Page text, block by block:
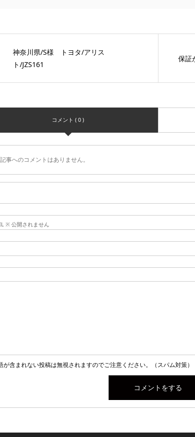
神奈川県/S様 トヨタ/アリス
ト/JZS161
保証
コメント ( 0 )
事へのコメントはありません。
E-MAIL ※ 公開されません
が含まれない投稿は無視されますのでご注意ください。（スパム対策）